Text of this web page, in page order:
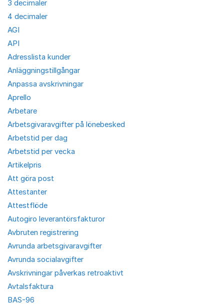
3 decimaler
4 decimaler
AGI
API
Adresslista kunder
Anläggningstillgångar
Anpassa avskrivningar
Aprello
Arbetare
Arbetsgivaravgifter på lönebesked
Arbetstid per dag
Arbetstid per vecka
Artikelpris
Att göra post
Attestanter
Attestflöde
Autogiro leverantörsfakturor
Avbruten registrering
Avrunda arbetsgivaravgifter
Avrunda socialavgifter
Avskrivningar påverkas retroaktivt
Avtalsfaktura
BAS-96